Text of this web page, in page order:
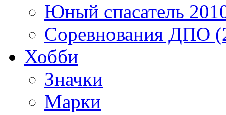
Юный спасатель
Соревнования ДПО
Хобби
Значки
Марки